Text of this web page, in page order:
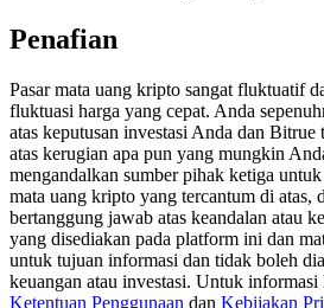
Exclusive for BitMart Users
Precious Metals Trading Carnival
Trade Gold & Silver · 33,333
Penafian
Pasar mata uang kripto sangat fluktuatif
fluktuasi harga yang cepat. Anda
atas keputusan investasi Anda dan
atas kerugian apa pun yang mungkin
mengandalkan sumber pihak ketiga
mata uang kripto yang tercantum di atas,
bertanggung jawab atas keandalan atau
yang disediakan pada platform ini dan
untuk tujuan informasi dan tidak boleh
keuangan atau investasi. Untuk
Ketentuan Penggunaan dan Kebijakan